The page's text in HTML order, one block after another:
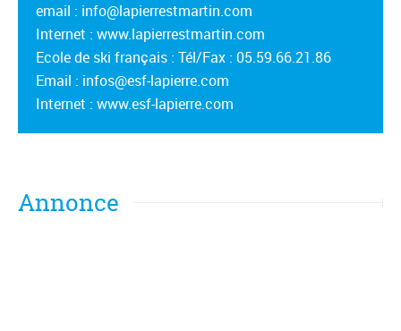
email : info@lapierrestmartin.com
Internet : www.lapierrestmartin.com
Ecole de ski français : Tél/Fax : 05.59.66.21.86
Email : infos@esf-lapierre.com
Internet : www.esf-lapierre.com
Annonce